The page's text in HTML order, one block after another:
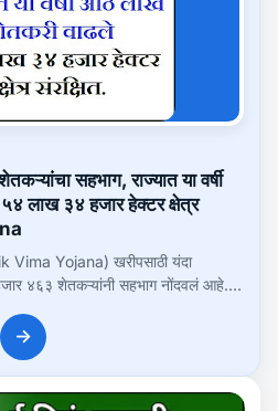
सहभाग, राज्यात या वर्षी
लाख ३४ हजार हेक्टर क्षेत्र
Vima Yojana) खरीपसाठी यंदा
४६३ शेतकऱ्यांनी सहभाग नोंदवलं आहे.
→